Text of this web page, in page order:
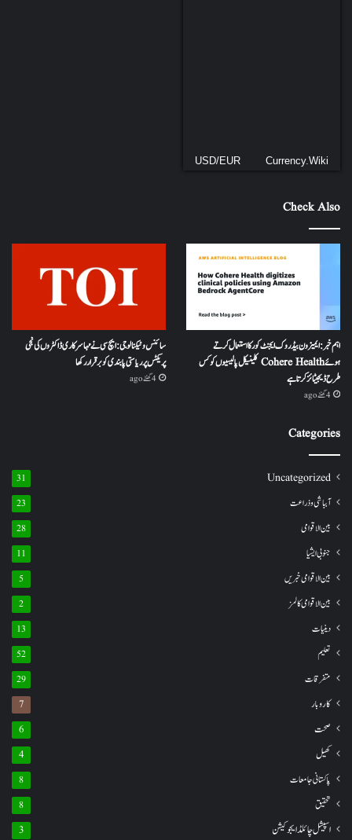
USD/EUR Currency.Wiki
Check Also
اہم خبر: ایمیزون بیڈروک ایجنٹ کور کا استعمال کرتے
ہوئے Cohere Health کلینیکل پالیسیوں کو کس
طرح ڈیجیٹائز کرتا ہے
4 گھنٹے ago
سائنس و ٹیکنالوجی: ایچ سی نے مہا سرکاری ڈاکٹروں کی نجی
پریکٹس پر ریاستی پابندی کو برقرار رکھا
4 گھنٹے ago
Categories
Uncategorized
31
آبباشی وذراعت 23
بین الاقوامی 28
جنوبی ایشیا 11
بین الاقوامی خبریں 5
بین الاقوامی کالمز 2
دینیات 13
تعلیم 52
متفرقات 29
کاروبار 7
صحت 6
کھیل 4
پاکستانی جامعات 8
تحقیق 8
اسپیشل چائلڈ ایجوکیشن 3